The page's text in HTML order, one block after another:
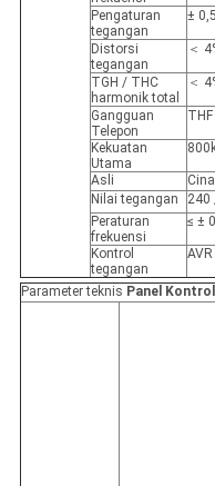
Pengaturan
tegangan
±
Distorsi
tegangan
＜
TGH / THC
harmonik total
＜
Gangguan
Telepon
Kekuatan
Utama
Asli
Cina
Nilai tegangan
240
Peraturan
frekuensi
≤ ±
Kontrol
tegangan
AVR
Parameter teknis Panel